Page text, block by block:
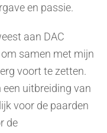
en passie.
aan DAC
samen met mijn
voort te zetten.
uitbreiding van
voor de paarden
de